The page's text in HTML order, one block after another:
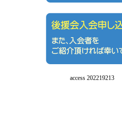
access 202219213